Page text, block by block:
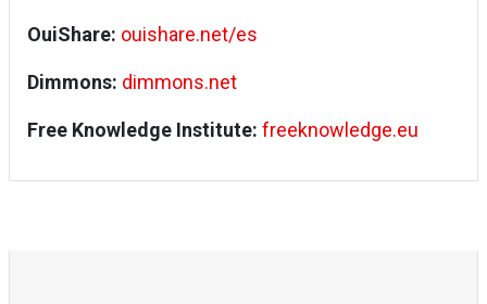
OuiShare: ouishare.net/es
Dimmons: dimmons.net
Free Knowledge Institute: freeknowledge.eu